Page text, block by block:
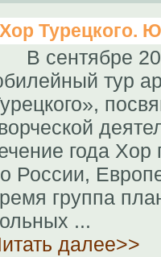
Хор Турецкого.
В сентябре
тур
года Хор
России,
группа
...
далее>>